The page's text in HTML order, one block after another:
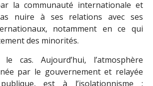
la communauté internationale et
nuire à ses relations avec ses
notamment en ce qui
des minorités.
cas. Aujourd’hui, l’atmosphère
par le gouvernement et relayée
est à l’isolationnisme :